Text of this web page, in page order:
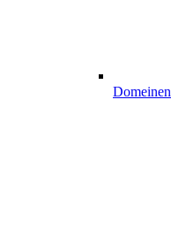
Domeinen